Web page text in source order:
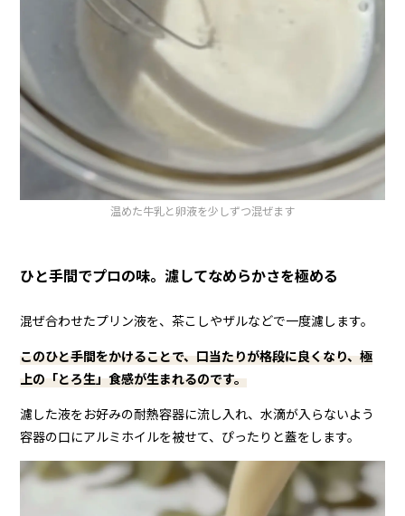
温めた牛乳と卵液を少しずつ混ぜます
ひと手間でプロの味。濾してなめらかさを極める
混ぜ合わせたプリン液を、茶こしやザルなどで一度濾します。
このひと手間をかけることで、口当たりが格段に良くなり、極
上の「とろ生」食感が生まれるのです。
濾した液をお好みの耐熱容器に流し入れ、水滴が入らないよう
容器の口にアルミホイルを被せて、ぴったりと蓋をします。